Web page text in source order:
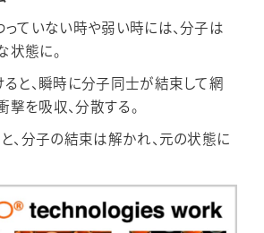
ていない時や弱い時には、分子は
状態に。
と、瞬時に分子同士が結束して網
撃を吸収、分散する。
、分子の結束は解かれ、元の状態に